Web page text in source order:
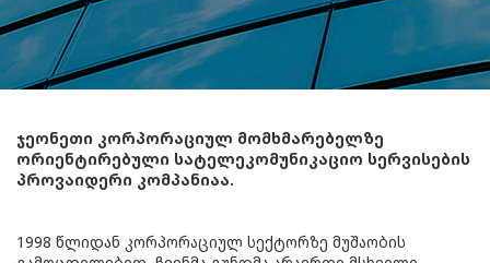
ჯეონეთი კორპორაციულ მომხმარებელზე
ორიენტირებული სატელეკომუნიკაციო სერვისების
პროვაიდერი კომპანიაა.
1998 წლიდან კორპორაციულ სექტორზე მუშაობის